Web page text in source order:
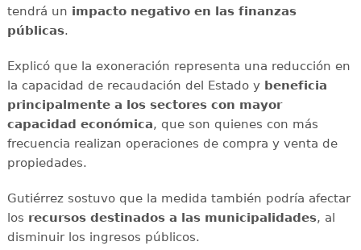
tendrá un impacto negativo en las finanzas
públicas.
Explicó que la exoneración representa una reducción en
la capacidad de recaudación del Estado y beneficia
principalmente a los sectores con mayor
capacidad económica, que son quienes con más
frecuencia realizan operaciones de compra y venta de
propiedades.
Gutiérrez sostuvo que la medida también podría afectar
los recursos destinados a las municipalidades, al
disminuir los ingresos públicos.